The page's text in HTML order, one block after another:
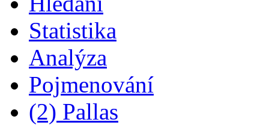
Statistika
Analýza
Pojmenování
(2) Pallas